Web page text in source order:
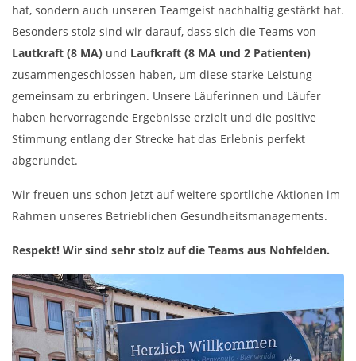
hat, sondern auch unseren Teamgeist nachhaltig gestärkt hat.
Besonders stolz sind wir darauf, dass sich die Teams von
Lautkraft (8 MA) und Laufkraft (8 MA und 2 Patienten)
zusammengeschlossen haben, um diese starke Leistung
gemeinsam zu erbringen. Unsere Läuferinnen und Läufer
haben hervorragende Ergebnisse erzielt und die positive
Stimmung entlang der Strecke hat das Erlebnis perfekt
abgerundet.
Wir freuen uns schon jetzt auf weitere sportliche Aktionen im
Rahmen unseres Betrieblichen Gesundheitsmanagements.
Respekt! Wir sind sehr stolz auf die Teams aus Nohfelden.